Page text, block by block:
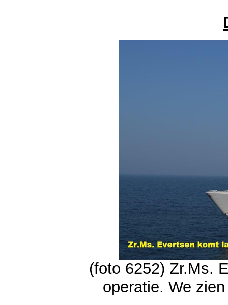
(foto 6252) Zr.Ms.
operatie. We